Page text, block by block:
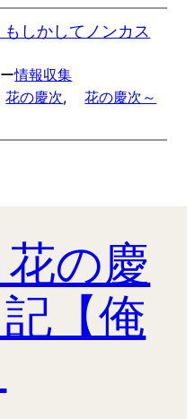
もしかしてノンカス
情報収集
花の慶次,
花の慶次～
の慶
【俺